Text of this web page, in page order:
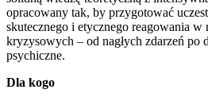
opracowany tak, by przygotować
skutecznego i etycznego reagowania w
kryzysowych – od nagłych zdarzeń po
psychiczne.
Dla kogo